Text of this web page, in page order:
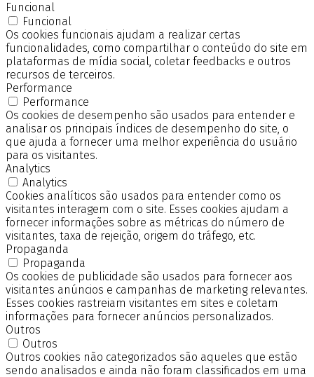
Funcional
Funcional
Os cookies funcionais ajudam a realizar certas
funcionalidades, como compartilhar o conteúdo do site em
plataformas de mídia social, coletar feedbacks e outros
recursos de terceiros.
Performance
Performance
Os cookies de desempenho são usados para entender e
analisar os principais índices de desempenho do site, o
que ajuda a fornecer uma melhor experiência do usuário
para os visitantes.
Analytics
Analytics
Cookies analíticos são usados para entender como os
visitantes interagem com o site. Esses cookies ajudam a
fornecer informações sobre as métricas do número de
visitantes, taxa de rejeição, origem do tráfego, etc.
Propaganda
Propaganda
Os cookies de publicidade são usados para fornecer aos
visitantes anúncios e campanhas de marketing relevantes.
Esses cookies rastreiam visitantes em sites e coletam
informações para fornecer anúncios personalizados.
Outros
Outros
Outros cookies não categorizados são aqueles que estão
sendo analisados e ainda não foram classificados em uma